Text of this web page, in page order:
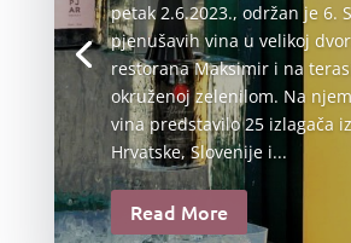
petak 2.6.2023., održan je 6.
pjenušavih vina u velikoj
restorana Maksimir i na
okruženoj zelenilom. Na
vina predstavilo 25 izlagača iz
Hrvatske, Slovenije i...
Read More